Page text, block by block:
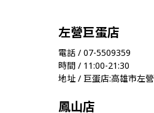
左營巨蛋店
電話 / 07-5509359
時間 / 11:00-21:30
地址 / 巨蛋店:高雄市左
鳳山店